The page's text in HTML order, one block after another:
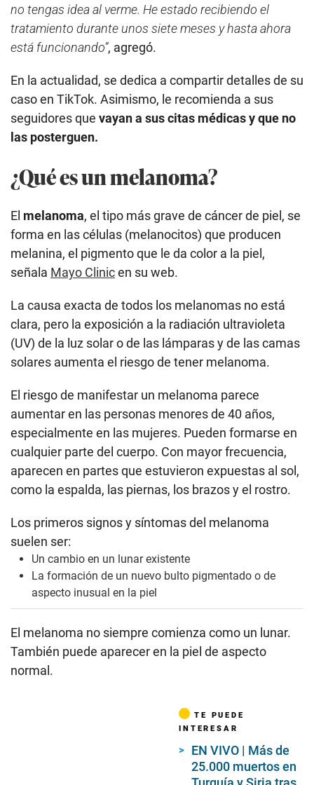
no tengas idea al verme. He estado recibiendo el
tratamiento durante unos siete meses y hasta ahora
está funcionando”, agregó.
En la actualidad, se dedica a compartir detalles de su
caso en TikTok. Asimismo, le recomienda a sus
seguidores que vayan a sus citas médicas y que no
las posterguen.
¿Qué es un melanoma?
El melanoma, el tipo más grave de cáncer de piel, se
forma en las células (melanocitos) que producen
melanina, el pigmento que le da color a la piel,
señala Mayo Clinicen su web.
La causa exacta de todos los melanomas no está
clara, pero la exposición a la radiación ultravioleta
(UV) de la luz solar o de las lámparas y de las camas
solares aumenta el riesgo de tener melanoma.
El riesgo de manifestar un melanoma parece
aumentar en las personas menores de 40 años,
especialmente en las mujeres. Pueden formarse en
cualquier parte del cuerpo. Con mayor frecuencia,
aparecen en partes que estuvieron expuestas al sol,
como la espalda, las piernas, los brazos y el rostro.
Los primeros signos y síntomas del melanoma
suelen ser:
Un cambio en un lunar existente
La formación de un nuevo bulto pigmentado o de
aspecto inusual en la piel
El melanoma no siempre comienza como un lunar.
También puede aparecer en la piel de aspecto
normal.
TE PUEDE
INTERESAR
EN VIVO | Más de
25.000 muertos en